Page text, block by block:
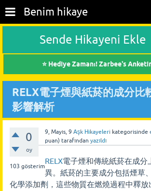
Benim hikaye
Sende Hikayeni Ekle
⭐ Hediye Zamanı! Zarbee's
RELX電子煙與紙菸的成分比
影響解析
0
oy
103 gösterim
9, Mayıs, 9 Aşk Hikayeleri kategorisinde
puan) tarafından yazıldı
RELX電子煙和傳統紙菸在成分
異。紙菸的主要成分包括煙草
化學添加劑，這些物質在燃燒過程中釋放